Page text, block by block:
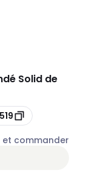
Solid de
commander